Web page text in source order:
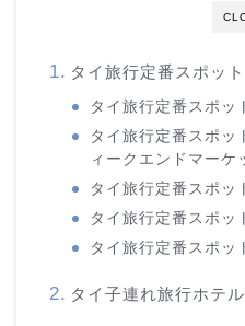
タイ旅行定番スポット
タイ旅行定番スポ
タイ旅行定番スポ
ィークエンドマーケ
タイ旅行定番スポ
タイ旅行定番スポ
タイ旅行定番スポ
タイ子連れ旅行ホテ